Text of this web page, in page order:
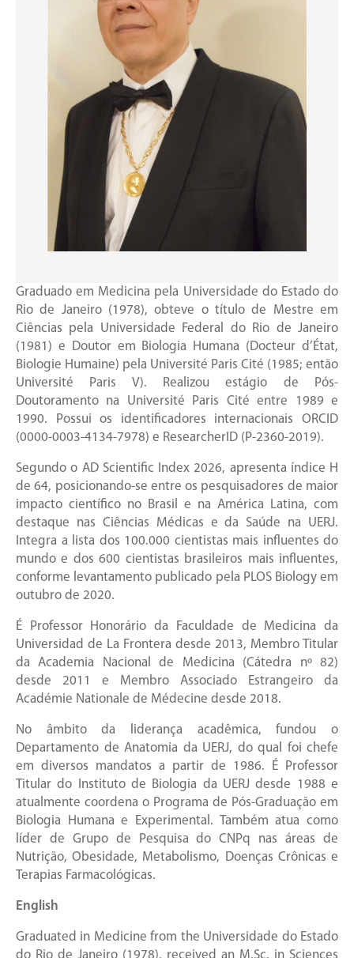
Graduado em Medicina pela Universidade do Estado do
Rio de Janeiro (1978), obteve o título de Mestre em
Ciências pela Universidade Federal do Rio de Janeiro
(1981) e Doutor em Biologia Humana (Docteur d’État,
Biologie Humaine) pela Université Paris Cité (1985; então
Université Paris V). Realizou estágio de Pós-
Doutoramento na Université Paris Cité entre 1989 e
1990. Possui os identificadores internacionais ORCID
(0000-0003-4134-7978) e ResearcherID (P-2360-2019).
Segundo o AD Scientific Index 2026, apresenta índice H
de 64, posicionando-se entre os pesquisadores de maior
impacto científico no Brasil e na América Latina, com
destaque nas Ciências Médicas e da Saúde na UERJ.
Integra a lista dos 100.000 cientistas mais influentes do
mundo e dos 600 cientistas brasileiros mais influentes,
conforme levantamento publicado pela PLOS Biology em
outubro de 2020.
É Professor Honorário da Faculdade de Medicina da
Universidad de La Frontera desde 2013, Membro Titular
da Academia Nacional de Medicina (Cátedra nº 82)
desde 2011 e Membro Associado Estrangeiro da
Académie Nationale de Médecine desde 2018.
No âmbito da liderança acadêmica, fundou o
Departamento de Anatomia da UERJ, do qual foi chefe
em diversos mandatos a partir de 1986. É Professor
Titular do Instituto de Biologia da UERJ desde 1988 e
atualmente coordena o Programa de Pós-Graduação em
Biologia Humana e Experimental. Também atua como
líder de Grupo de Pesquisa do CNPq nas áreas de
Nutrição, Obesidade, Metabolismo, Doenças Crônicas e
Terapias Farmacológicas.
English
Graduated in Medicine from the Universidade do Estado
do Rio de Janeiro (1978), received an M.Sc. in Sciences